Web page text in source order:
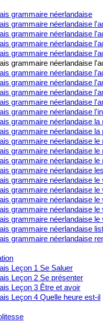
grammaire néerlandaise
grammaire néerlandaise
grammaire néerlandaise
grammaire néerlandaise
grammaire néerlandaise
grammaire néerlandaise
grammaire néerlandaise
grammaire néerlandaise
grammaire néerlandaise
grammaire néerlandaise
grammaire néerlandaise
grammaire néerlandaise la
grammaire néerlandaise la
grammaire néerlandaise le
grammaire néerlandaise le
grammaire néerlandaise le
grammaire néerlandaise
grammaire néerlandaise le
grammaire néerlandaise
grammaire néerlandaise
grammaire néerlandaise
grammaire néerlandaise
grammaire néerlandaise
grammaire néerlandaise
Leçon 1 Se Saluer
Leçon 2 Se présenter
Leçon 3 Être et avoir
Leçon 4 Quelle heure est-il